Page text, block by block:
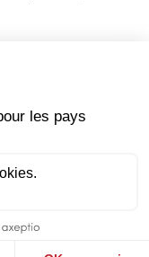
de paix
hommes une